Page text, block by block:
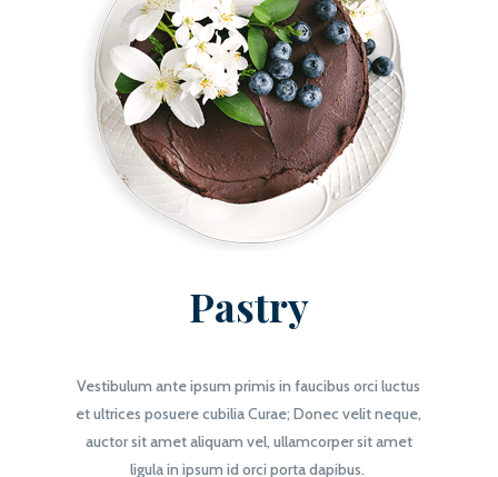
Pastry
Vestibulum ante ipsum primis in faucibus orci luctus
et ultrices posuere cubilia Curae; Donec velit neque,
auctor sit amet aliquam vel, ullamcorper sit amet
ligula in ipsum id orci porta dapibus.